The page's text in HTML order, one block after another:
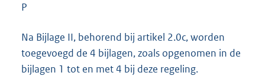
P
Na Bijlage II, behorend bij artikel 2.0c, worden
toegevoegd de 4 bijlagen, zoals opgenomen in de
bijlagen 1 tot en met 4 bij deze regeling.